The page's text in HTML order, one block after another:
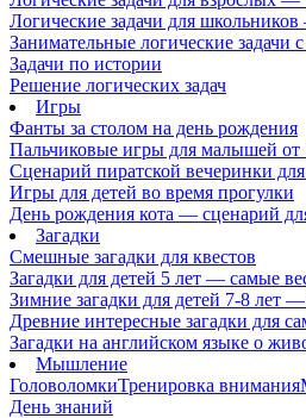
Логические задачи для
Занимательные логические задачи
Задачи по истории
Решение логических задач
Игры
Фанты за столом на день рождения
Пальчиковые игры для малышей от
Сценарий пиратской вечеринки
Игры для детей во время прогулки
День рождения кота — сценарий
Загадки
Смешные загадки для квестов
Загадки для детей 5 лет — самые
Зимние загадки для детей 7-8 лет —
Древние интересные загадки для
Загадки на английском языке о
Мышление
ГоловоломкиТренировка внимания
День знаний